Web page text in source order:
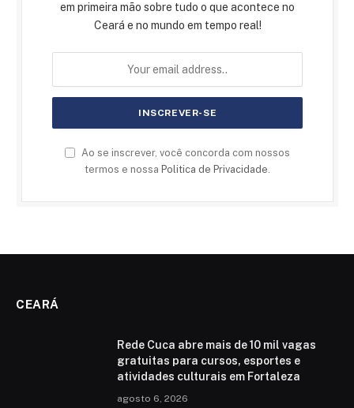
em primeira mão sobre tudo o que acontece no
Ceará e no mundo em tempo real!
Ao se inscrever, você concorda com nossos
termos e nossa Politica de Privacidade.
CEARÁ
Rede Cuca abre mais de 10 mil vagas
gratuitas para cursos, esportes e
atividades culturais em Fortaleza
agosto 6, 2026